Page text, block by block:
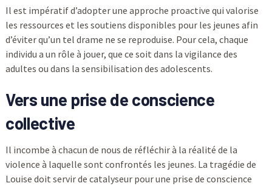
Il est impératif d’adopter une approche proactive qui valorise
les ressources et les soutiens disponibles pour les jeunes afin
d’éviter qu’un tel drame ne se reproduise. Pour cela, chaque
individu a un rôle à jouer, que ce soit dans la vigilance des
adultes ou dans la sensibilisation des adolescents.
Vers une prise de conscience
collective
Il incombe à chacun de nous de réfléchir à la réalité de la
violence à laquelle sont confrontés les jeunes. La tragédie de
Louise doit servir de catalyseur pour une prise de conscience